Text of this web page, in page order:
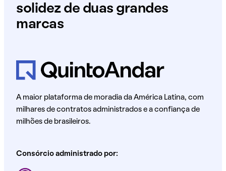
solidez de duas grandes
marcas
A maior plataforma de moradia da América Latina, com
milhares de contratos administrados e a confiança de
milhões de brasileiros.
Consórcio administrado por: